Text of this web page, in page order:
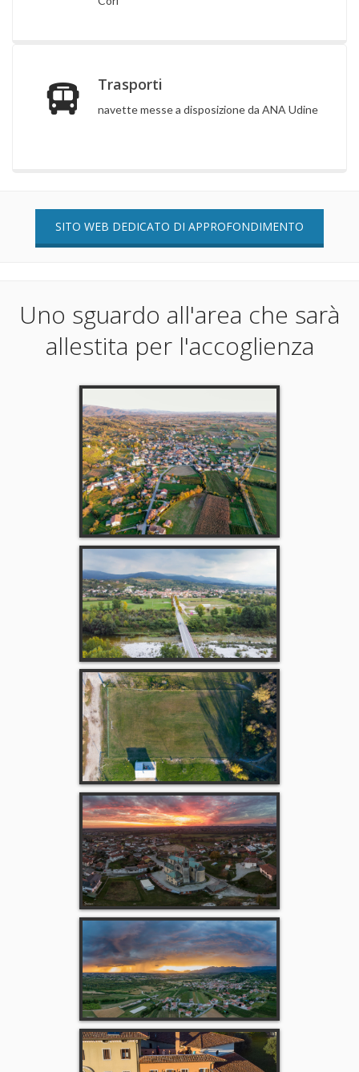
Trasporti
navette messe a disposizione da ANA Udine
SITO WEB DEDICATO DI APPROFONDIMENTO
Uno sguardo all'area che sarà
allestita per l'accoglienza